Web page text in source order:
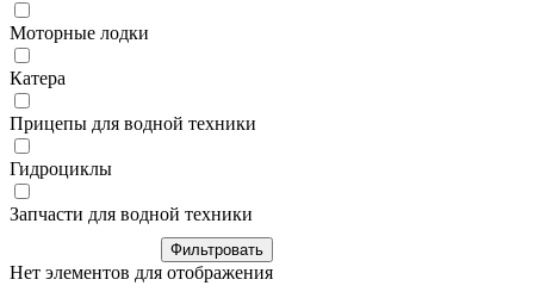
Моторные лодки
Катера
Прицепы для водной техники
Гидроциклы
Запчасти для водной техники
Нет элементов для отображения